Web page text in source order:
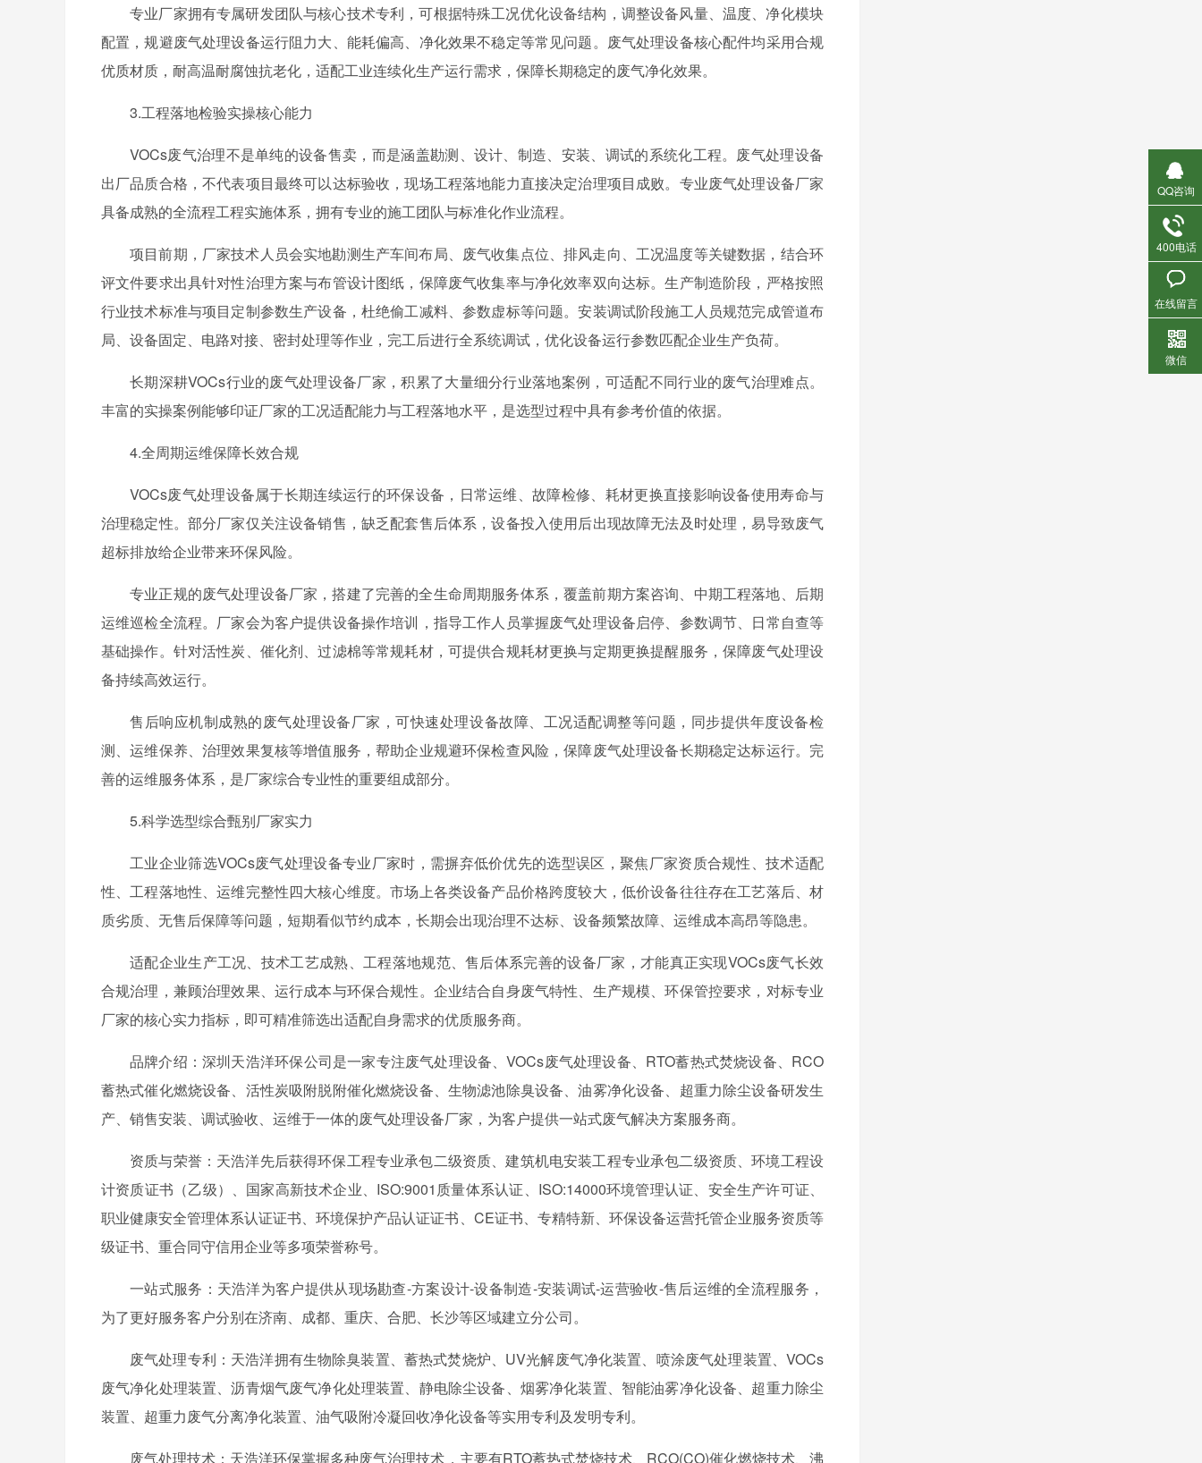
专业厂家拥有专属研发团队与核心技术专利，可根据特殊工况优化设备结构，调整设备风量、温度、净化模块
配置，规避废气处理设备运行阻力大、能耗偏高、净化效果不稳定等常见问题。废气处理设备核心配件均采用合规
优质材质，耐高温耐腐蚀抗老化，适配工业连续化生产运行需求，保障长期稳定的废气净化效果。
3.工程落地检验实操核心能力
VOCs废气治理不是单纯的设备售卖，而是涵盖勘测、设计、制造、安装、调试的系统化工程。废气处理设备
出厂品质合格，不代表项目最终可以达标验收，现场工程落地能力直接决定治理项目成败。专业废气处理设备厂家
具备成熟的全流程工程实施体系，拥有专业的施工团队与标准化作业流程。
项目前期，厂家技术人员会实地勘测生产车间布局、废气收集点位、排风走向、工况温度等关键数据，结合环
评文件要求出具针对性治理方案与布管设计图纸，保障废气收集率与净化效率双向达标。生产制造阶段，严格按照
行业技术标准与项目定制参数生产设备，杜绝偷工减料、参数虚标等问题。安装调试阶段施工人员规范完成管道布
局、设备固定、电路对接、密封处理等作业，完工后进行全系统调试，优化设备运行参数匹配企业生产负荷。
长期深耕VOCs行业的废气处理设备厂家，积累了大量细分行业落地案例，可适配不同行业的废气治理难点。
丰富的实操案例能够印证厂家的工况适配能力与工程落地水平，是选型过程中具有参考价值的依据。
4.全周期运维保障长效合规
VOCs废气处理设备属于长期连续运行的环保设备，日常运维、故障检修、耗材更换直接影响设备使用寿命与
治理稳定性。部分厂家仅关注设备销售，缺乏配套售后体系，设备投入使用后出现故障无法及时处理，易导致废气
超标排放给企业带来环保风险。
专业正规的废气处理设备厂家，搭建了完善的全生命周期服务体系，覆盖前期方案咨询、中期工程落地、后期
运维巡检全流程。厂家会为客户提供设备操作培训，指导工作人员掌握废气处理设备启停、参数调节、日常自查等
基础操作。针对活性炭、催化剂、过滤棉等常规耗材，可提供合规耗材更换与定期更换提醒服务，保障废气处理设
备持续高效运行。
售后响应机制成熟的废气处理设备厂家，可快速处理设备故障、工况适配调整等问题，同步提供年度设备检
测、运维保养、治理效果复核等增值服务，帮助企业规避环保检查风险，保障废气处理设备长期稳定达标运行。完
善的运维服务体系，是厂家综合专业性的重要组成部分。
5.科学选型综合甄别厂家实力
工业企业筛选VOCs废气处理设备专业厂家时，需摒弃低价优先的选型误区，聚焦厂家资质合规性、技术适配
性、工程落地性、运维完整性四大核心维度。市场上各类设备产品价格跨度较大，低价设备往往存在工艺落后、材
质劣质、无售后保障等问题，短期看似节约成本，长期会出现治理不达标、设备频繁故障、运维成本高昂等隐患。
适配企业生产工况、技术工艺成熟、工程落地规范、售后体系完善的设备厂家，才能真正实现VOCs废气长效
合规治理，兼顾治理效果、运行成本与环保合规性。企业结合自身废气特性、生产规模、环保管控要求，对标专业
厂家的核心实力指标，即可精准筛选出适配自身需求的优质服务商。
品牌介绍：深圳天浩洋环保公司是一家专注废气处理设备、VOCs废气处理设备、RTO蓄热式焚烧设备、RCO
蓄热式催化燃烧设备、活性炭吸附脱附催化燃烧设备、生物滤池除臭设备、油雾净化设备、超重力除尘设备研发生
产、销售安装、调试验收、运维于一体的废气处理设备厂家，为客户提供一站式废气解决方案服务商。
资质与荣誉：天浩洋先后获得环保工程专业承包二级资质、建筑机电安装工程专业承包二级资质、环境工程设
计资质证书（乙级）、国家高新技术企业、ISO:9001质量体系认证、ISO:14000环境管理认证、安全生产许可证、
职业健康安全管理体系认证证书、环境保护产品认证证书、CE证书、专精特新、环保设备运营托管企业服务资质等
级证书、重合同守信用企业等多项荣誉称号。
一站式服务：天浩洋为客户提供从现场勘查-方案设计-设备制造-安装调试-运营验收-售后运维的全流程服务，
为了更好服务客户分别在济南、成都、重庆、合肥、长沙等区域建立分公司。
废气处理专利：天浩洋拥有生物除臭装置、蓄热式焚烧炉、UV光解废气净化装置、喷涂废气处理装置、VOCs
废气净化处理装置、沥青烟气废气净化处理装置、静电除尘设备、烟雾净化装置、智能油雾净化设备、超重力除尘
装置、超重力废气分离净化装置、油气吸附冷凝回收净化设备等实用专利及发明专利。
废气处理技术：天浩洋环保掌握多种废气治理技术，主要有RTO蓄热式焚烧技术、RCO(CO)催化燃烧技术、沸
QQ咨询
400电话
在线留言
微信